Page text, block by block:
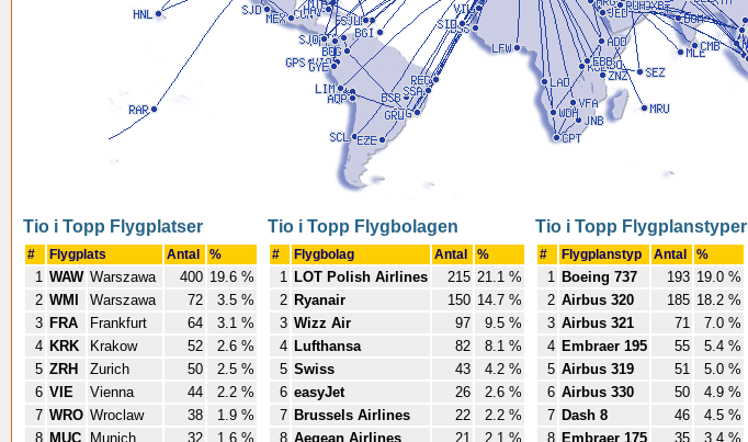
Tio i Topp Flygplatser
# Flygplats Antal %
1 WAW Warszawa 400 19.6 %
2 WMI Warszawa 72
3.5 %
3 FRA Frankfurt 64
3.1 %
4 KRK Krakow 52
2.6 %
5 ZRH Zurich 50
2.5 %
6 VIE Vienna 44
2.2 %
7 WRO Wroclaw 38
1.9 %
8 MUC Munich 32 1.6 %
Tio i Topp Flygbolagen
# Flygbolag Antal %
1 LOT Polish Airlines 215 21.1 %
2 Ryanair 150 14.7 %
3 Wizz Air 97
9.5 %
4 Lufthansa 82
8.1 %
5 Swiss 43
4.2 %
6 easyJet 26
2.6 %
7 Brussels Airlines 22
2.2 %
8 Aegean Airlines 21 2.1 %
Tio i Topp Flygplanstyper
# Flygplanstyp Antal %
1 Boeing 737 193 19.0 %
2 Airbus 320 185 18.2 %
3 Airbus 321 71
7.0 %
4 Embraer 195 55
5.4 %
5 Airbus 319 51
5.0 %
6 Airbus 330 50
4.9 %
7 Dash 8 46
4.5 %
8 Embraer 175 35 3.4 %